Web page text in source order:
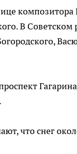
композитора
В
что снег